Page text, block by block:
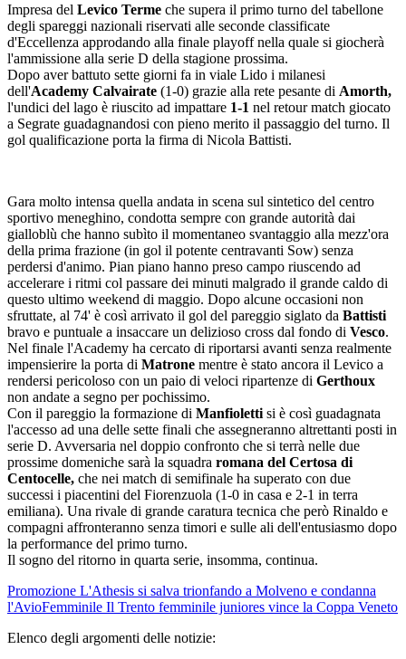
Impresa del Levico Terme che supera il primo turno del tabellone
degli spareggi nazionali riservati alle seconde classificate
d'Eccellenza approdando alla finale playoff nella quale si giocherà
l'ammissione alla serie D della stagione prossima.
Dopo aver battuto sette giorni fa in viale Lido i milanesi
dell'Academy Calvairate (1-0) grazie alla rete pesante di Amorth,
l'undici del lago è riuscito ad impattare 1-1 nel retour match giocato
a Segrate guadagnandosi con pieno merito il passaggio del turno. Il
gol qualificazione porta la firma di Nicola Battisti.
Gara molto intensa quella andata in scena sul sintetico del centro
sportivo meneghino, condotta sempre con grande autorità dai
gialloblù che hanno subìto il momentaneo svantaggio alla mezz'ora
della prima frazione (in gol il potente centravanti Sow) senza
perdersi d'animo. Pian piano hanno preso campo riuscendo ad
accelerare i ritmi col passare dei minuti malgrado il grande caldo di
questo ultimo weekend di maggio. Dopo alcune occasioni non
sfruttate, al 74' è così arrivato il gol del pareggio siglato da Battisti
bravo e puntuale a insaccare un delizioso cross dal fondo di Vesco.
Nel finale l'Academy ha cercato di riportarsi avanti senza realmente
impensierire la porta di Matrone mentre è stato ancora il Levico a
rendersi pericoloso con un paio di veloci ripartenze di Gerthoux
non andate a segno per pochissimo.
Con il pareggio la formazione di Manfioletti si è così guadagnata
l'accesso ad una delle sette finali che assegneranno altrettanti posti in
serie D. Avversaria nel doppio confronto che si terrà nelle due
prossime domeniche sarà la squadra romana del Certosa di
Centocelle, che nei match di semifinale ha superato con due
successi i piacentini del Fiorenzuola (1-0 in casa e 2-1 in terra
emiliana). Una rivale di grande caratura tecnica che però Rinaldo e
compagni affronteranno senza timori e sulle ali dell'entusiasmo dopo
la performance del primo turno.
Il sogno del ritorno in quarta serie, insomma, continua.
Promozione L'Athesis si salva trionfando a Molveno e condanna
l'AvioFemminile Il Trento femminile juniores vince la Coppa Veneto
Elenco degli argomenti delle notizie: